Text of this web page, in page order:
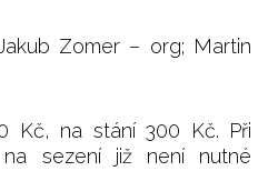
Zomer – org; Martin
Kč, na stání 300 Kč. Při
na sezení již není nutné